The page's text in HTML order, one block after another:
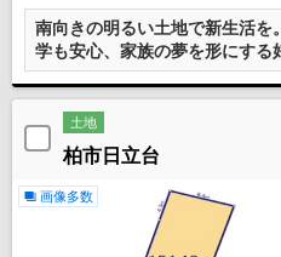
南向きの明るい土地で新生活を
学も安心、家族の夢を形にする
土地
柏市日立台
画像多数